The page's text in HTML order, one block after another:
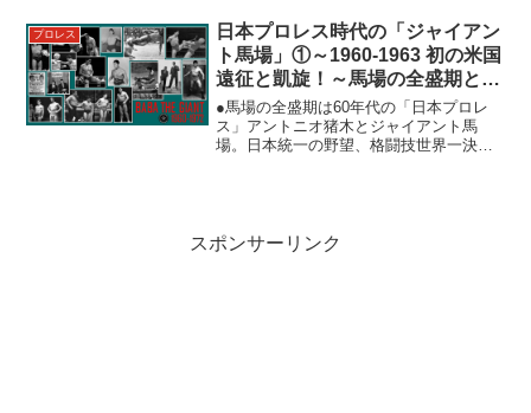
かしこれまた「飛龍十番勝負」で華々し
くヘビー級転向を果...
プロレス
日本プロレス時代の「ジャイアン
ト馬場」①～1960-1963 初の米国
遠征と凱旋！～馬場の全盛期と名
勝負とは
●馬場の全盛期は60年代の「日本プロレ
ス」アントニオ猪木とジャイアント馬
場。日本統一の野望、格闘技世界一決定
スポンサーリンク